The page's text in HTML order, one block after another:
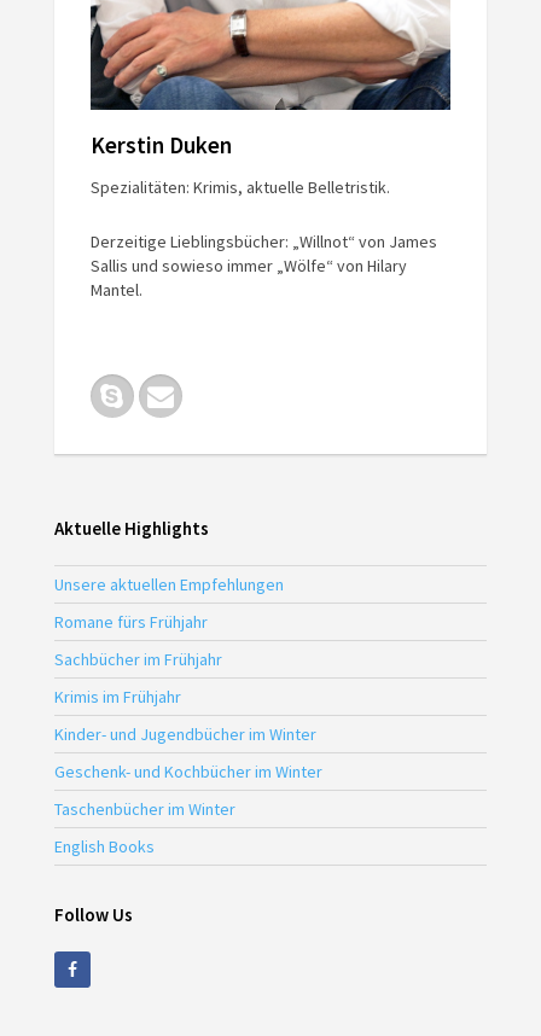
Kerstin Duken
Spezialitäten: Krimis, aktuelle Belletristik.
Derzeitige Lieblingsbücher: „Willnot“ von James
Sallis und sowieso immer „Wölfe“ von Hilary
Mantel.
Aktuelle Highlights
Unsere aktuellen Empfehlungen
Romane fürs Frühjahr
Sachbücher im Frühjahr
Krimis im Frühjahr
Kinder- und Jugendbücher im Winter
Geschenk- und Kochbücher im Winter
Taschenbücher im Winter
English Books
Follow Us